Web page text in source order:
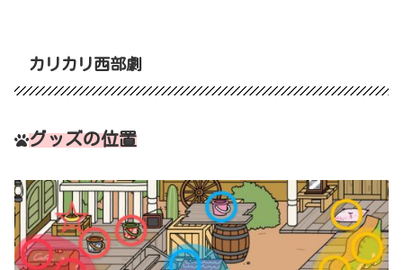
カリカリ西部劇
グッズの位置